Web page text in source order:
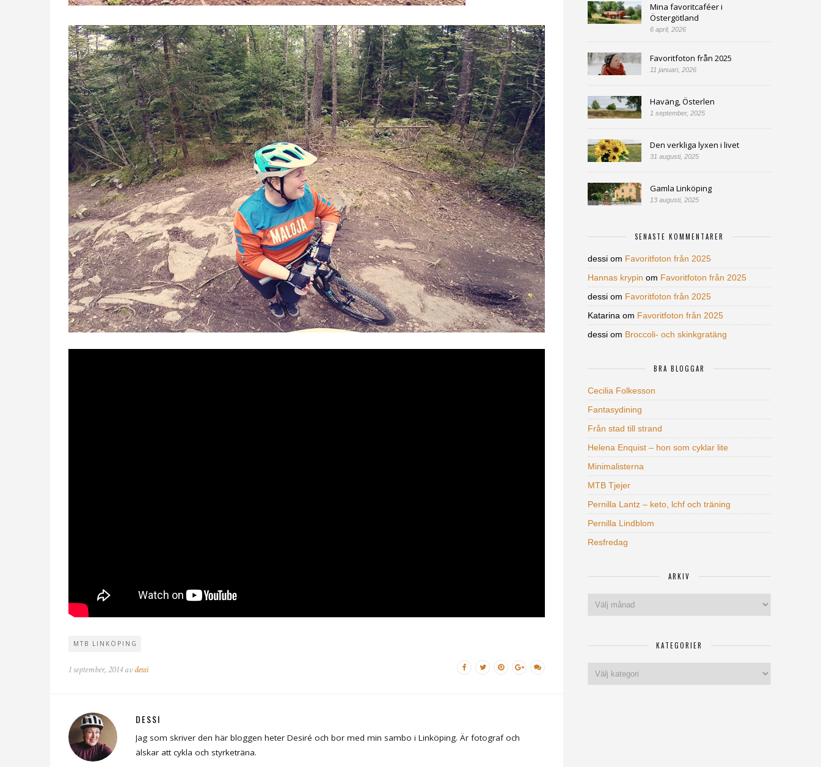
MTB LINKÖPING
1 september, 2014 avdessi
DESSI
Jag som skriver den här bloggen heter Desiré och bor med min sambo i Linköping. Är fotograf och
älskar att cykla och styrketräna.
Mina favoritcaféer i
Östergötland
6 april, 2026
Favoritfoton från 2025
11 januari, 2026
Haväng, Österlen
1 september, 2025
Den verkliga lyxen i livet
31 augusti, 2025
Gamla Linköping
13 augusti, 2025
SENASTE KOMMENTARER
dessi om Favoritfoton från 2025
Hannas krypin om Favoritfoton från 2025
dessi om Favoritfoton från 2025
Katarina om Favoritfoton från 2025
dessi om Broccoli- och skinkgratäng
BRA BLOGGAR
Cecilia Folkesson
Fantasydining
Från stad till strand
Helena Enquist – hon som cyklar lite
Minimalisterna
MTB Tjejer
Pernilla Lantz – keto, lchf och träning
Pernilla Lindblom
Resfredag
ARKIV
KATEGORIER